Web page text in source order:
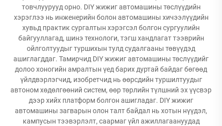
товчлуурууд орно. DIY жижиг автомашины төслүүдийн
хэрэглээ нь инженерийн болон автомашины хичээлүүдийн
хувьд практик сургалтын хэрэгсэл болгон сургуулийн
байгууллагад, шинэ технологи, тэгш хандлагат тээврийн
ойлголтуудыг туршихын тулд судалгааны төвүүдэд
ашиглагддаг. Тамирчид DIY жижиг автомашины төслүүдийг
долоо хоногийн амралтын үед барих дуртай байдаг бөгөөд
үйлдвэрлэгчид, изобретчид нь өөрсдийн туршилтуудыг
автоном хөдөлгөөний систем, өөр төрлийн түлшний эх үүсвэр
дээр хийх платформ болгон ашигладаг. DIY жижиг
автомашины загварын олон талт байдал нь хотын нүүдэл,
кампусын тээвэрлэлт, саармаг үйл ажиллагаануудад